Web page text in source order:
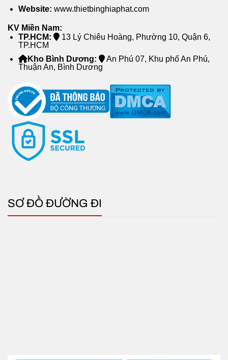
Website: www.thietbinghiaphat.com
KV Miền Nam:
TP.HCM:
13 Lý Chiêu Hoàng, Phường 10, Quận 6,
TP.HCM
Kho Bình Dương:
An Phú 07, Khu phố An Phú,
Thuận An, Bình Dương
SƠ ĐỒ ĐƯỜNG ĐI